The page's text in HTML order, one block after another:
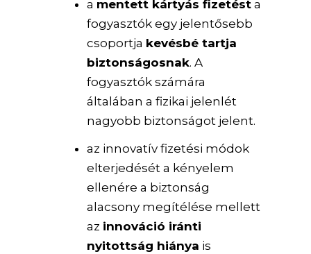
a mentett kártyás fizetést a
fogyasztók egy jelentősebb
csoportja kevésbé tartja
biztonságosnak. A
fogyasztók számára
általában a fizikai jelenlét
nagyobb biztonságot jelent.
az innovatív fizetési módok
elterjedését a kényelem
ellenére a biztonság
alacsony megítélése mellett
az innováció iránti
nyitottság hiánya is